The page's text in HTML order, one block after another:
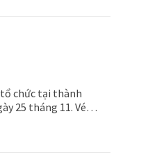
tổ chức tại thành
25 tháng 11. Vé